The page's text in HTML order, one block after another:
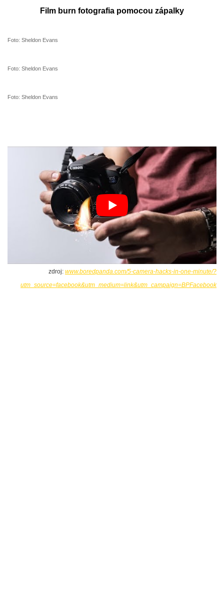
Film burn fotografia pomocou zápalky
Foto: Sheldon Evans
Foto: Sheldon Evans
Foto: Sheldon Evans
zdroj: www.boredpanda.com/5-camera-hacks-in-one-minute/?
utm_source=facebook&utm_medium=link&utm_campaign=BPFacebook